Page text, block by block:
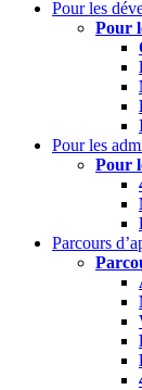
Pour les
Pour
Pour les
Pour
Parcours